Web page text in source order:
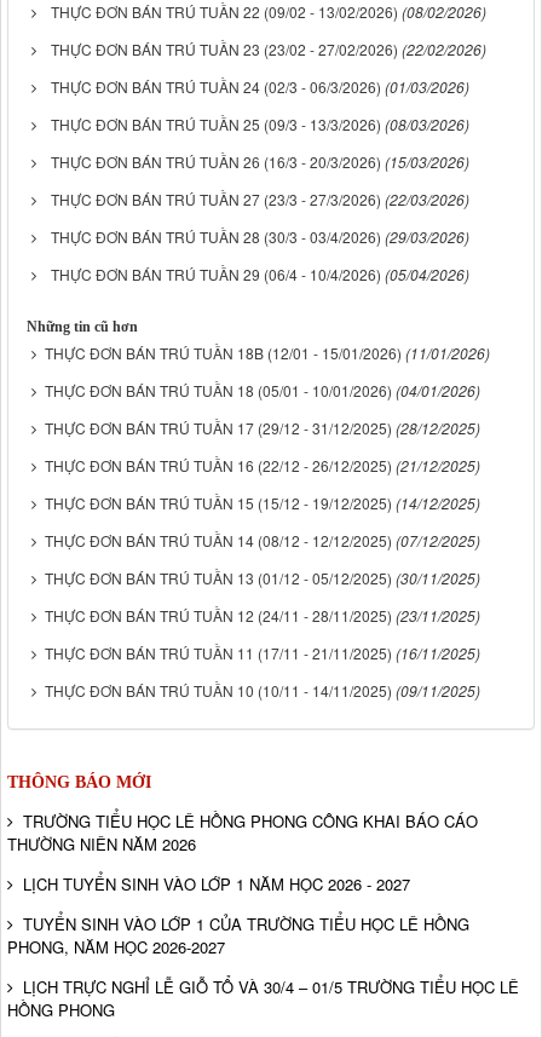
THỰC ĐƠN BÁN TRÚ TUẦN 22 (09/02 - 13/02/2026) (08/02/2026)
THỰC ĐƠN BÁN TRÚ TUẦN 23 (23/02 - 27/02/2026) (22/02/2026)
THỰC ĐƠN BÁN TRÚ TUẦN 24 (02/3 - 06/3/2026) (01/03/2026)
THỰC ĐƠN BÁN TRÚ TUẦN 25 (09/3 - 13/3/2026) (08/03/2026)
THỰC ĐƠN BÁN TRÚ TUẦN 26 (16/3 - 20/3/2026) (15/03/2026)
THỰC ĐƠN BÁN TRÚ TUẦN 27 (23/3 - 27/3/2026) (22/03/2026)
THỰC ĐƠN BÁN TRÚ TUẦN 28 (30/3 - 03/4/2026) (29/03/2026)
THỰC ĐƠN BÁN TRÚ TUẦN 29 (06/4 - 10/4/2026) (05/04/2026)
Những tin cũ hơn
THỰC ĐƠN BÁN TRÚ TUẦN 18B (12/01 - 15/01/2026) (11/01/2026)
THỰC ĐƠN BÁN TRÚ TUẦN 18 (05/01 - 10/01/2026) (04/01/2026)
THỰC ĐƠN BÁN TRÚ TUẦN 17 (29/12 - 31/12/2025) (28/12/2025)
THỰC ĐƠN BÁN TRÚ TUẦN 16 (22/12 - 26/12/2025) (21/12/2025)
THỰC ĐƠN BÁN TRÚ TUẦN 15 (15/12 - 19/12/2025) (14/12/2025)
THỰC ĐƠN BÁN TRÚ TUẦN 14 (08/12 - 12/12/2025) (07/12/2025)
THỰC ĐƠN BÁN TRÚ TUẦN 13 (01/12 - 05/12/2025) (30/11/2025)
THỰC ĐƠN BÁN TRÚ TUẦN 12 (24/11 - 28/11/2025) (23/11/2025)
THỰC ĐƠN BÁN TRÚ TUẦN 11 (17/11 - 21/11/2025) (16/11/2025)
THỰC ĐƠN BÁN TRÚ TUẦN 10 (10/11 - 14/11/2025) (09/11/2025)
THÔNG BÁO MỚI
TRƯỜNG TIỂU HỌC LÊ HỒNG PHONG CÔNG KHAI BÁO CÁO
THƯỜNG NIÊN NĂM 2026
LỊCH TUYỂN SINH VÀO LỚP 1 NĂM HỌC 2026 - 2027
TUYỂN SINH VÀO LỚP 1 CỦA TRƯỜNG TIỂU HỌC LÊ HỒNG
PHONG, NĂM HỌC 2026-2027
LỊCH TRỰC NGHỈ LỄ GIỖ TỔ VÀ 30/4 – 01/5 TRƯỜNG TIỂU HỌC LÊ
HỒNG PHONG